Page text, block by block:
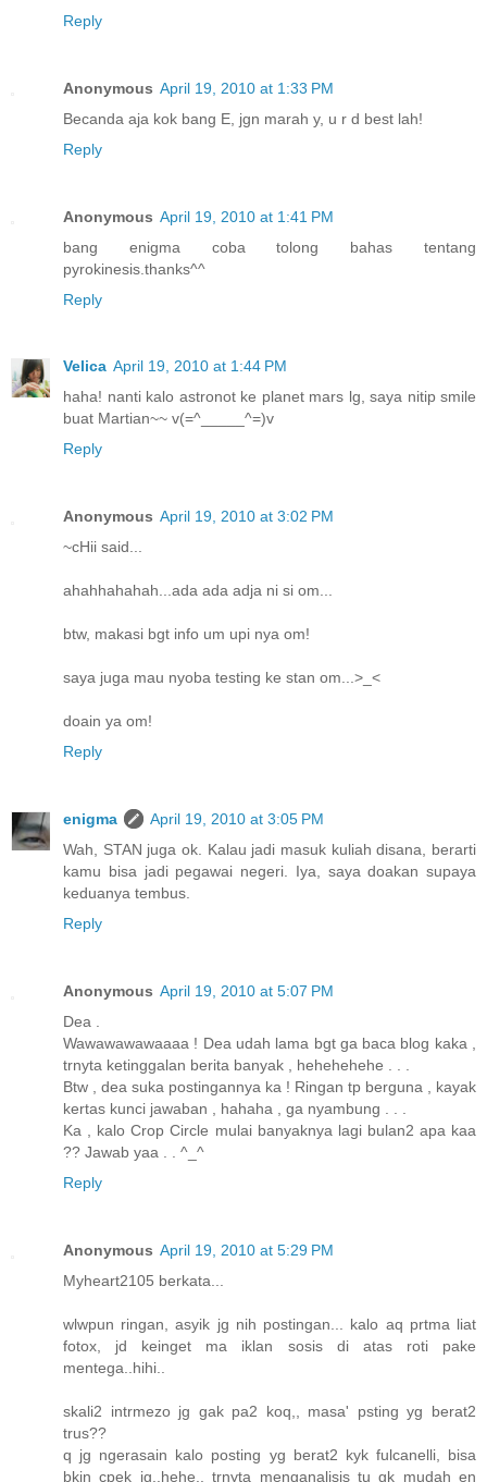
Reply
Anonymous April 19, 2010 at 1:33 PM
Becanda aja kok bang E, jgn marah y, u r d best lah!
Reply
Anonymous April 19, 2010 at 1:41 PM
bang enigma coba tolong bahas tentang
pyrokinesis.thanks^^
Reply
Velica April 19, 2010 at 1:44 PM
haha! nanti kalo astronot ke planet mars lg, saya nitip smile
buat Martian~~ v(=^_____^=)v
Reply
Anonymous April 19, 2010 at 3:02 PM
~cHii said...
ahahhahahah...ada ada adja ni si om...
btw, makasi bgt info um upi nya om!
saya juga mau nyoba testing ke stan om...>_<
doain ya om!
Reply
enigma
April 19, 2010 at 3:05 PM
Wah, STAN juga ok. Kalau jadi masuk kuliah disana, berarti
kamu bisa jadi pegawai negeri. Iya, saya doakan supaya
keduanya tembus.
Reply
Anonymous April 19, 2010 at 5:07 PM
Dea .
Wawawawawaaaa ! Dea udah lama bgt ga baca blog kaka ,
trnyta ketinggalan berita banyak , hehehehehe . . .
Btw , dea suka postingannya ka ! Ringan tp berguna , kayak
kertas kunci jawaban , hahaha , ga nyambung . . .
Ka , kalo Crop Circle mulai banyaknya lagi bulan2 apa kaa
?? Jawab yaa . . ^_^
Reply
Anonymous April 19, 2010 at 5:29 PM
Myheart2105 berkata...
wlwpun ringan, asyik jg nih postingan... kalo aq prtma liat
fotox, jd keinget ma iklan sosis di atas roti pake
mentega..hihi..
skali2 intrmezo jg gak pa2 koq,, masa' psting yg berat2
trus??
q jg ngerasain kalo posting yg berat2 kyk fulcanelli, bisa
bkin cpek jg..hehe.. trnyta menganalisis tu gk mudah en